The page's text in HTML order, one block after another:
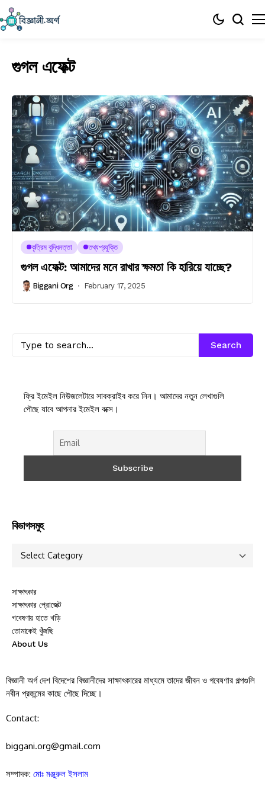
গুগল এফেক্ট
কৃত্রিম বুদ্ধিমত্তা তথ্যপ্রযুক্তি
গুগল এফেক্ট: আমাদের মনে রাখার ক্ষমতা কি হারিয়ে যাচ্ছে?
Biggani Org February 17, 2025
Search
ফ্রি ইমেইল নিউজলেটারে সাবক্রাইব করে নিন। আমাদের নতুন লেখাগুলি
পৌছে যাবে আপনার ইমেইল বক্সে।
বিভাগসমুহ
সাক্ষাৎকার
সাক্ষাৎকার প্রোজেক্ট
গবেষণায় হাতে খড়ি
তোমাকেই খুঁজছি
About Us
বিজ্ঞানী অর্গ দেশ বিদেশের বিজ্ঞানীদের সাক্ষাৎকারের মাধ্যমে তাদের জীবন ও গবেষণার গল্পগুলি
নবীন প্রজন্মের কাছে পৌছে দিচ্ছে।
Contact:
biggani.org@gmail.com
সম্পাদক: মোঃ মঞ্জুরুল ইসলাম